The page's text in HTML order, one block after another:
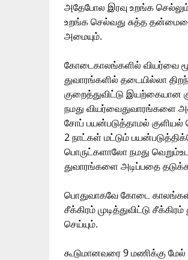
அதேபோல இரவு உறங்க செல்லும்
உறங்க செல்வது சுத்த தன்மையை
அமையும்.
கோடைகாலங்களில் வியர்வை
துவாரங்களில் தடையில்லா
குறைத்துவிட்டு
நமது வியர்வைதுவாரங்களை
சோப் பயன்படுத்தாமல் குளியல்
2 நாட்கள் மட்டும்
பொருட்களாலோ நமது
துவாரங்களை அடிப்பதை தடுக்க
பொதுவாகவே கோடை
சீக்கிரம் முடித்துவிட்டு
செய்யும்.
கூடுமானவரை 9 மணிக்கு மேல்